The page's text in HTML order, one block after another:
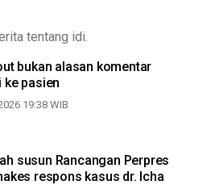
tentang idi.
bukan alasan komentar
ke pasien
19:38 WIB
susun Rancangan Perpres
respons kasus dr. Icha